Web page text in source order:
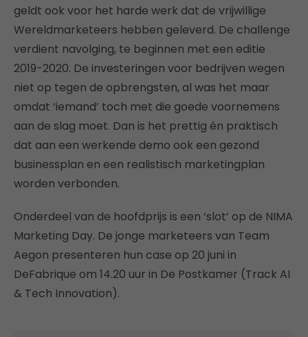
geldt ook voor het harde werk dat de vrijwillige
Wereldmarketeers hebben geleverd. De challenge
verdient navolging, te beginnen met een editie
2019-2020. De investeringen voor bedrijven wegen
niet op tegen de opbrengsten, al was het maar
omdat ‘iemand’ toch met die goede voornemens
aan de slag moet. Dan is het prettig én praktisch
dat aan een werkende demo ook een gezond
businessplan en een realistisch marketingplan
worden verbonden.
Onderdeel van de hoofdprijs is een ‘slot’ op de NIMA
Marketing Day. De jonge marketeers van Team
Aegon presenteren hun case op 20 juni in
DeFabrique om 14.20 uur in De Postkamer (Track AI
& Tech Innovation).